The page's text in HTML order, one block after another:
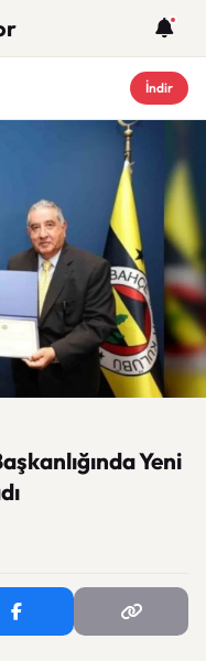
İndir
Yeni